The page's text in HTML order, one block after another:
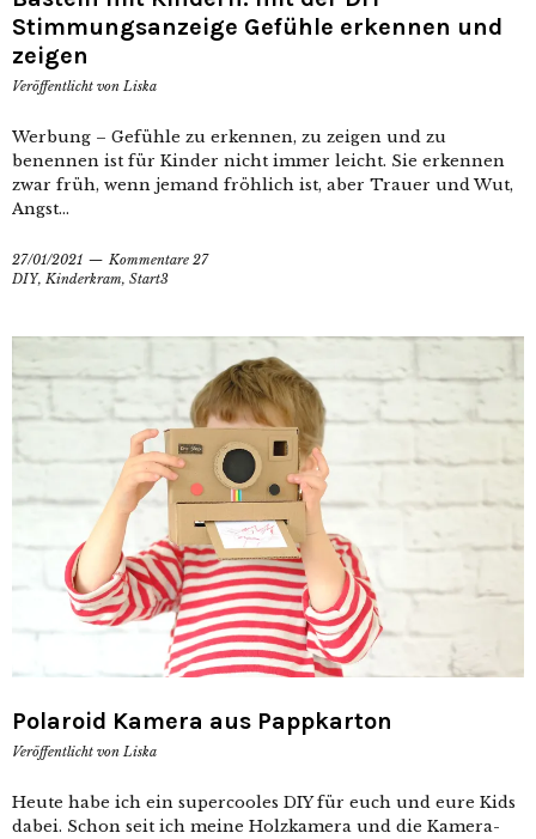
Stimmungsanzeige Gefühle erkennen und
zeigen
Veröffentlicht von Liska
Werbung – Gefühle zu erkennen, zu zeigen und zu
benennen ist für Kinder nicht immer leicht. Sie erkennen
zwar früh, wenn jemand fröhlich ist, aber Trauer und Wut,
Angst...
27/01/2021
Kommentare 27
DIY, Kinderkram, Start3
Polaroid Kamera aus Pappkarton
Veröffentlicht von Liska
Heute habe ich ein supercooles DIY für euch und eure Kids
dabei. Schon seit ich meine Holzkamera und die Kamera-